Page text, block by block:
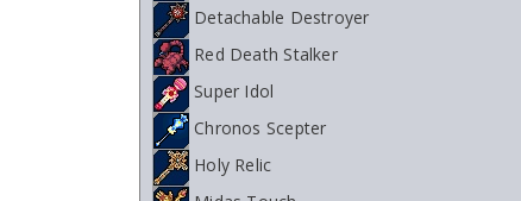
Detachable Destroyer
Red Death Stalker
Super Idol
Chronos Scepter
Holy Relic